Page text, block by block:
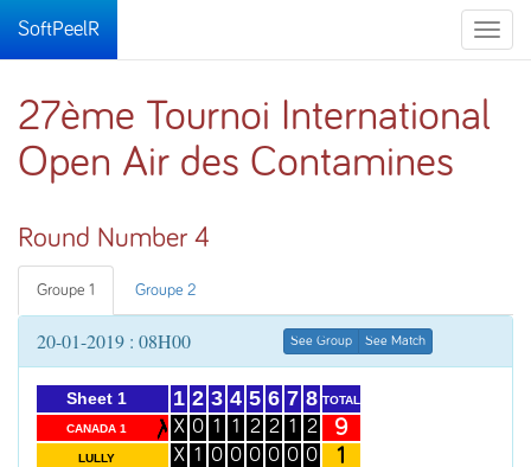
Toggle
SoftPeelR
27ème Tournoi International
Open Air des Contamines
Round Number 4
Groupe 1 Groupe 2
20-01-2019 : 08H00 See Group See Match
Sheet 1
CANADA 1
LULLY
1
X
X
2
0
1
3
1
0
4
1
0
5
2
0
6
2
0
7
1
0
8
2
0
TOTAL
9
1